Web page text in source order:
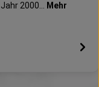
2000…
Mehr